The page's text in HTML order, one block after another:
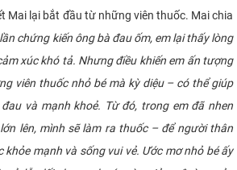
Mai lại bắt đầu từ những viên thuốc. Mai chia
chứng kiến ông bà đau ốm, em lại thấy lòng
xúc khó tả. Nhưng điều khiến em ấn tượng
viên thuốc nhỏ bé mà kỳ diệu – có thể giúp
và mạnh khoẻ. Từ đó, trong em đã nhen
lên, mình sẽ làm ra thuốc – để người thân
mạnh và sống vui vẻ. Ước mơ nhỏ bé ấy